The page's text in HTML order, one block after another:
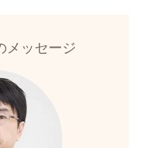
メッセージ